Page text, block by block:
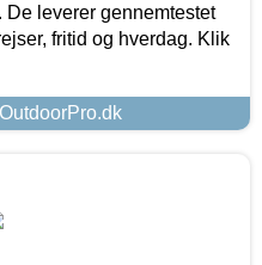
leverer gennemtestet
fritid og hverdag. Klik